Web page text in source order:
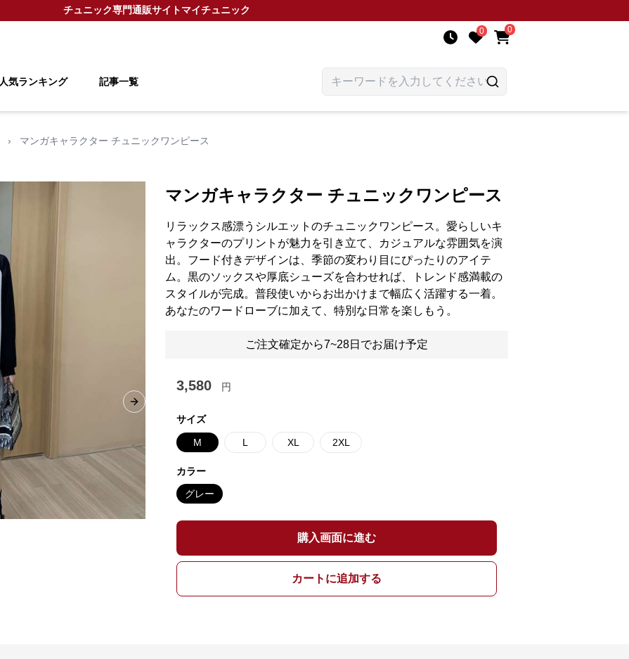
チュニック専門通販サイトマイチュニック
0 0
人気ランキング 記事一覧
› マンガキャラクター チュニックワンピース
Next slide
マンガキャラクター チュニックワンピース
リラックス感漂うシルエットのチュニックワンピース。愛らしいキ
ャラクターのプリントが魅力を引き立て、カジュアルな雰囲気を演
出。フード付きデザインは、季節の変わり目にぴったりのアイテ
ム。黒のソックスや厚底シューズを合わせれば、トレンド感満載の
スタイルが完成。普段使いからお出かけまで幅広く活躍する一着。
あなたのワードローブに加えて、特別な日常を楽しもう。
ご注文確定から7~28日でお届け予定
3,580 円
サイズ
M L XL 2XL
カラー
グレー
購入画面に進む
カートに追加する